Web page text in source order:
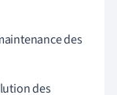
des
des